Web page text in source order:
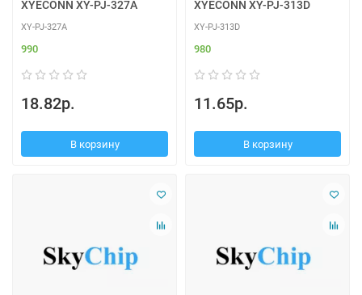
XYECONN XY-PJ-327A
XY-PJ-327A
990
18.82р.
В корзину
XYECONN XY-PJ-313D
XY-PJ-313D
980
11.65р.
В корзину